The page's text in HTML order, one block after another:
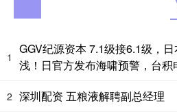
1
GGV纪源资本 7.1级接6.1级，
浅！日官方发布海啸预警，台积
2 深圳配资 五粮液解聘副总经理